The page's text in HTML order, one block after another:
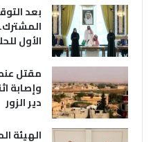
بعد
الأول
مقتل
وإصابة
دير الزور
الهيئة